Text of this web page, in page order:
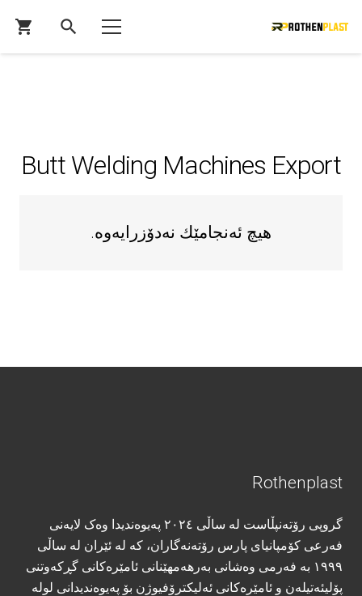
search
shopping_cart
Butt Welding Machines Export
هیچ ئه‌نجامێك نه‌دۆزرایه‌وه‌.
Rothenplast
گروپی رۆتەنپڵاست لە ساڵی ٢٠٢٤ پەیوەندیدا وەک لایەنی
فەرعی کۆمپانیای پارس رۆتەنەگاران، کە لە ئێران لە ساڵی
١٩٩٩ بە فەرمی وەشانی بەرھەمھێنانی ئامێرەکانی گڕکەوتنی
پۆلیئەتیلەن و ئامێرەکانی ئەلیکترۆفیوژن بۆ پەیوەندیدانی لولە